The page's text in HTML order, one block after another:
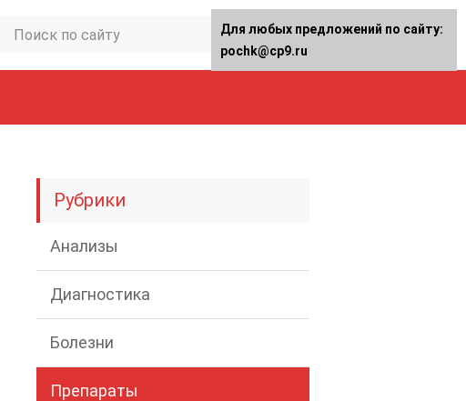
Рубрики
Анализы
Диагностика
Болезни
Препараты
Для любых предложений по сайту:
pochk@cp9.ru